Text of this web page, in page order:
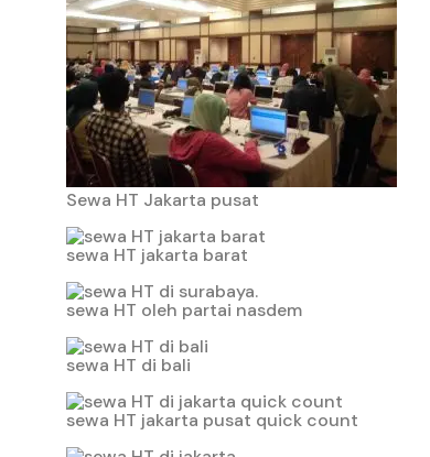
Sewa HT Jakarta pusat
sewa HT jakarta barat
sewa HT oleh partai nasdem
sewa HT di bali
sewa HT jakarta pusat quick count